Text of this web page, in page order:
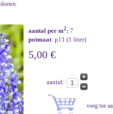
aantal per m2: 7
potmaat: p11 (1 liter)
5,00 €
aantal: